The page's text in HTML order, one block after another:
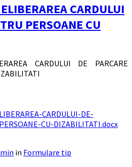
CARDULUI
PERSOANE CU
CARDULUI DE PARCARE
CARDULUI-DE-
CU-DIZABILITATI.docx
in Formulare tip